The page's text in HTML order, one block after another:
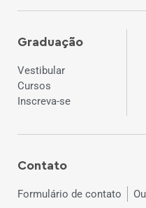
Graduação
Vestibular
Cursos
Inscreva-se
Contato
Formulário de contato